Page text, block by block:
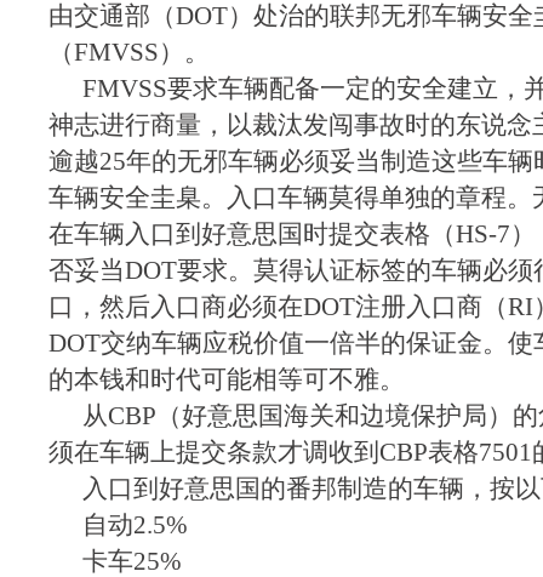
由交通部（DOT）处治的联邦无邪车辆安全
（FMVSS）。
FMVSS要求车辆配备一定的安全建立，
神志进行商量，以裁汰发闯事故时的东说念
逾越25年的无邪车辆必须妥当制造这些车辆
车辆安全圭臬。入口车辆莫得单独的章程。
在车辆入口到好意思国时提交表格（HS-7
否妥当DOT要求。莫得认证标签的车辆必
口，然后入口商必须在DOT注册入口商（
DOT交纳车辆应税价值一倍半的保证金。
的本钱和时代可能相等可不雅。
从CBP（好意思国海关和边境保护局）
须在车辆上提交条款才调收到CBP表格
入口到好意思国的番邦制造的车辆，按
自动2.5%
卡车25%